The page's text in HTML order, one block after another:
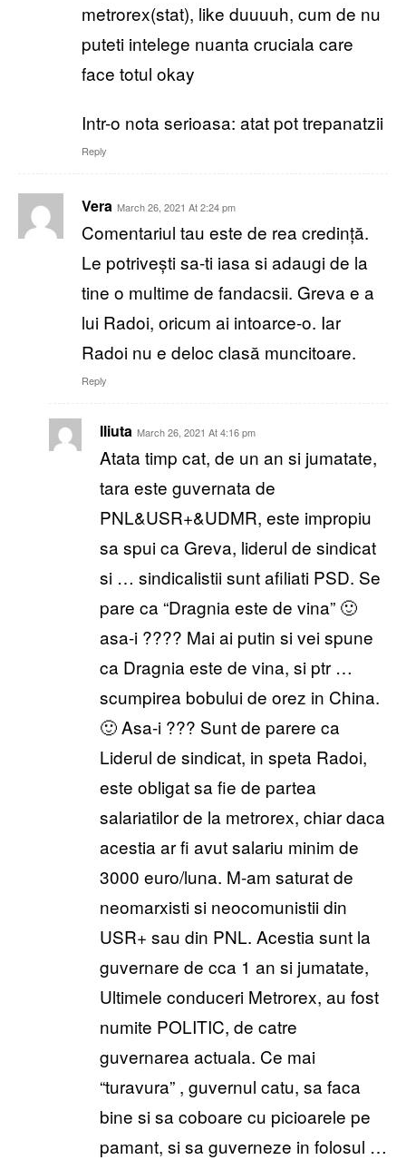
metrorex(stat), like duuuuh, cum de nu
puteti intelege nuanta cruciala care
face totul okay
Intr-o nota serioasa: atat pot trepanatzii
Reply
Vera March 26, 2021 At 2:24 pm
Comentariul tau este de rea credință.
Le potrivești sa-ti iasa si adaugi de la
tine o multime de fandacsii. Greva e a
lui Radoi, oricum ai intoarce-o. Iar
Radoi nu e deloc clasă muncitoare.
Reply
Iliuta March 26, 2021 At 4:16 pm
Atata timp cat, de un an si jumatate,
tara este guvernata de
PNL&USR+&UDMR, este impropiu
sa spui ca Greva, liderul de sindicat
si … sindicalistii sunt afiliati PSD. Se
pare ca “Dragnia este de vina” 🙂
asa-i ???? Mai ai putin si vei spune
ca Dragnia este de vina, si ptr …
scumpirea bobului de orez in China.
🙂 Asa-i ??? Sunt de parere ca
Liderul de sindicat, in speta Radoi,
este obligat sa fie de partea
salariatilor de la metrorex, chiar daca
acestia ar fi avut salariu minim de
3000 euro/luna. M-am saturat de
neomarxisti si neocomunistii din
USR+ sau din PNL. Acestia sunt la
guvernare de cca 1 an si jumatate,
Ultimele conduceri Metrorex, au fost
numite POLITIC, de catre
guvernarea actuala. Ce mai
“turavura” , guvernul catu, sa faca
bine si sa coboare cu picioarele pe
pamant, si sa guverneze in folosul …